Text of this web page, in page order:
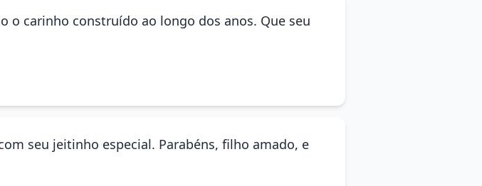
o carinho construído ao longo dos anos. Que seu
seu jeitinho especial. Parabéns, filho amado, e